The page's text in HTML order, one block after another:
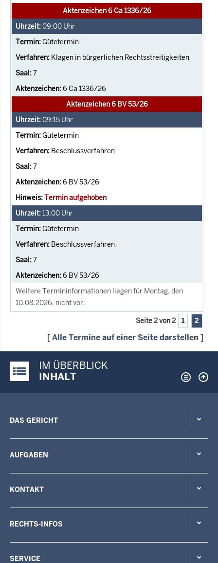
Aktenzeichen 6 Ca 1336/26
09:00 Uhr
Gütetermin
Klagen in bürgerlichen Rechtsstreitigkeiten
7
6 Ca 1336/26
Aktenzeichen 6 BV 53/26
09:15 Uhr
Gütetermin
Beschlussverfahren
7
6 BV 53/26
Termin aufgehoben
13:00 Uhr
Gütetermin
Beschlussverfahren
7
6 BV 53/26
Weitere Termininformationen liegen für Montag, den
10.08.2026, nicht vor.
Seite 2 von 2 1 2
[Alle Termine auf einer Seite darstellen ]
Justiz-Portal im Überblick:
IM ÜBERBLICK
INHALT
DAS GERICHT
AUFGABEN
KONTAKT
RECHTS-INFOS
SERVICE